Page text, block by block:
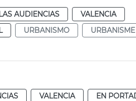
AUDIENCIAS
VALENCIA
URBANISMO
URBANISME
VALENCIA
EN